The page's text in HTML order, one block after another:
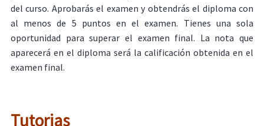
del curso. Aprobarás el examen y obtendrás el diploma con
al menos de 5 puntos en el examen. Tienes una sola
oportunidad para superar el examen final. La nota que
aparecerá en el diploma será la calificación obtenida en el
examen final.
Tutorias